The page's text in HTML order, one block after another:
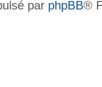
par phpBB®